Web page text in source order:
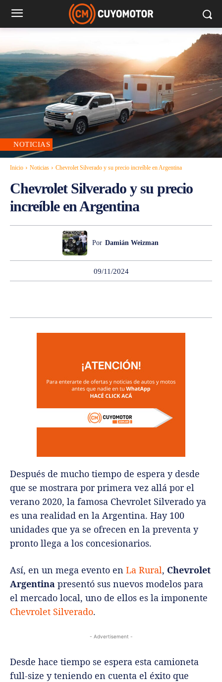
NOTICIAS
Inicio Noticias Chevrolet Silverado y su precio increíble en Argentina
Chevrolet Silverado y su precio
increíble en Argentina
Por Damián Weizman
09/11/2024
Después de mucho tiempo de espera y desde
que se mostrara por primera vez allá por el
verano 2020, la famosa Chevrolet Silverado ya
es una realidad en la Argentina. Hay 100
unidades que ya se ofrecen en la preventa y
pronto llega a los concesionarios.
Así, en un mega evento en La Rural, Chevrolet
Argentina presentó sus nuevos modelos para
el mercado local, uno de ellos es la imponente
Chevrolet Silverado.
- Advertisement -
Desde hace tiempo se espera esta camioneta
full-size y teniendo en cuenta el éxito que